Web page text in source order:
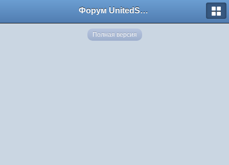
Форум UnitedSouth
Полная версия